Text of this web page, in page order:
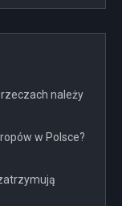
należy
w Polsce?